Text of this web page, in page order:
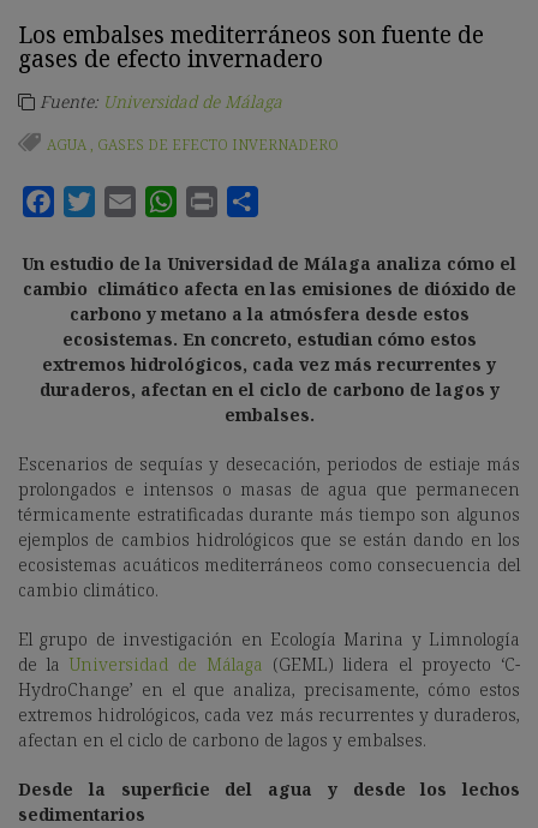
Los embalses mediterráneos son fuente de
gases de efecto invernadero
Fuente: Universidad de Málaga
AGUA, GASES DE EFECTO INVERNADERO
Un estudio de la Universidad de Málaga analiza cómo el
cambio climático afecta en las emisiones de dióxido de
carbono y metano a la atmósfera desde estos
ecosistemas. En concreto, estudian cómo estos
extremos hidrológicos, cada vez más recurrentes y
duraderos, afectan en el ciclo de carbono de lagos y
embalses.
Escenarios de sequías y desecación, periodos de estiaje más
prolongados e intensos o masas de agua que permanecen
térmicamente estratificadas durante más tiempo son algunos
ejemplos de cambios hidrológicos que se están dando en los
ecosistemas acuáticos mediterráneos como consecuencia del
cambio climático.
El grupo de investigación en Ecología Marina y Limnología
de la Universidad de Málaga (GEML) lidera el proyecto ‘C-
HydroChange’ en el que analiza, precisamente, cómo estos
extremos hidrológicos, cada vez más recurrentes y duraderos,
afectan en el ciclo de carbono de lagos y embalses.
Desde la superficie del agua y desde los lechos
sedimentarios